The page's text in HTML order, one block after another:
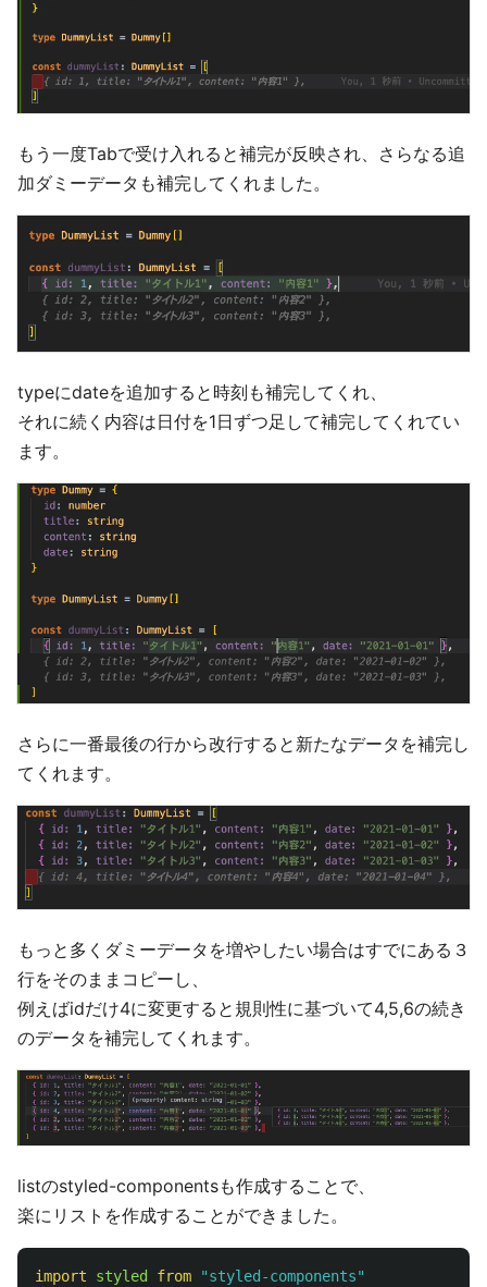
もう一度Tabで受け入れると補完が反映され、さらなる追
加ダミーデータも補完してくれました。
typeにdateを追加すると時刻も補完してくれ、
それに続く内容は日付を1日ずつ足して補完してくれてい
ます。
さらに一番最後の行から改行すると新たなデータを補完し
てくれます。
もっと多くダミーデータを増やしたい場合はすでにある３
行をそのままコピーし、
例えばidだけ4に変更すると規則性に基づいて4,5,6の続き
のデータを補完してくれます。
listのstyled-componentsも作成することで、
楽にリストを作成することができました。
import styled from "styled-components"